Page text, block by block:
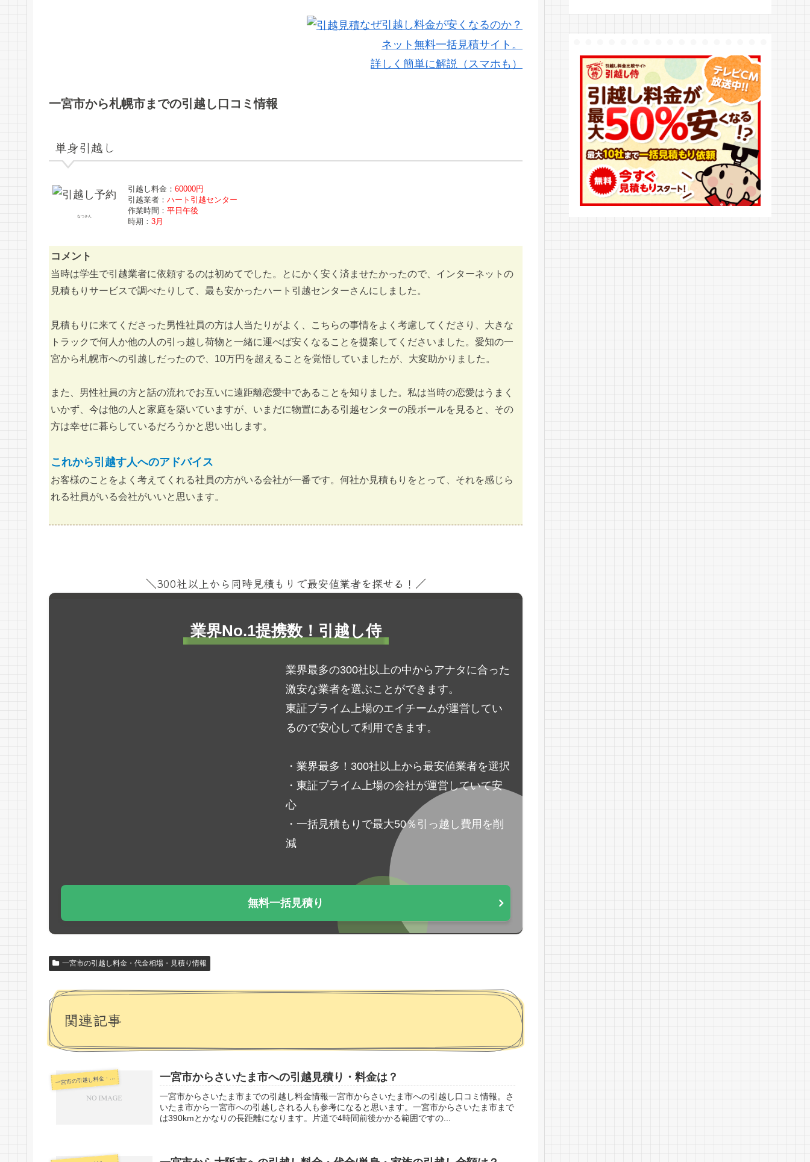
なぜ引越し料金が安くなるのか？
ネット無料一括見積サイト。
詳しく簡単に解説（スマホも）
一宮市から札幌市までの引越し口コミ情報
単身引越し
なつさん
引越し料金： 60000円
引越業者： ハート引越センター
作業時間： 平日午後
時期： 3月
コメント
当時は学生で引越業者に依頼するのは初めてでした。とにかく安く済ませたかったので、インターネットの
見積もりサービスで調べたりして、最も安かったハート引越センターさんにしました。
見積もりに来てくださった男性社員の方は人当たりがよく、こちらの事情をよく考慮してくださり、大きな
トラックで何人か他の人の引っ越し荷物と一緒に運べば安くなることを提案してくださいました。愛知の一
宮から札幌市への引越しだったので、10万円を超えることを覚悟していましたが、大変助かりました。
また、男性社員の方と話の流れでお互いに遠距離恋愛中であることを知りました。私は当時の恋愛はうまく
いかず、今は他の人と家庭を築いていますが、いまだに物置にある引越センターの段ボールを見ると、その
方は幸せに暮らしているだろうかと思い出します。
これから引越す人へのアドバイス
お客様のことをよく考えてくれる社員の方がいる会社が一番です。何社か見積もりをとって、それを感じら
れる社員がいる会社がいいと思います。
＼300社以上から同時見積もりで最安値業者を探せる！／
業界No.1提携数！引越し侍
業界最多の300社以上の中からアナタに合った
激安な業者を選ぶことができます。
東証プライム上場のエイチームが運営してい
るので安心して利用できます。
・業界最多！300社以上から最安値業者を選択
・東証プライム上場の会社が運営していて安
心
・一括見積もりで最大50％引っ越し費用を削
減
無料一括見積り
一宮市の引越し料金・代金相場・見積り情報
関連記事
一 宮市の引越し料金・代金相場・見積り情報 一宮市からさいたま市への引越見積り・料金は？
一宮市からさいたま市までの引越し料金情報一宮市からさいたま市への引越し口コミ情報。さ
いたま市から一宮市への引越しされる人も参考になると思います。一宮市からさいたま市まで
は390kmとかなりの長距離になります。片道で4時間前後かかる範囲ですの...